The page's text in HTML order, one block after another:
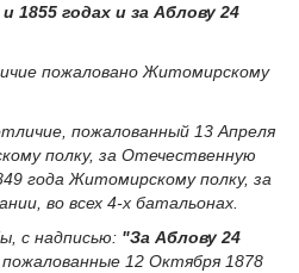
1855 годах и за Аблову 24
пожаловано Житомирскому
пожалованный 13 Апреля
полку, за Отечественную
года Житомирскому полку, за
во всех 4-х батальонах.
с надписью: "За Аблову 24
12 Октября 1878